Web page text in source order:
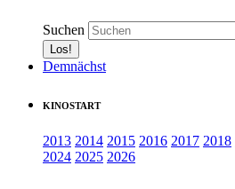
Suchen
Demnächst
KINOSTART
2013 2014 2015 2016 2017 2018
2024 2025 2026